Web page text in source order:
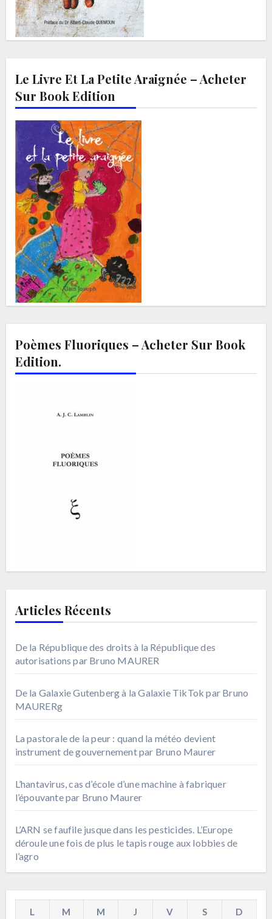
Le Livre Et La Petite Araignée – Acheter
Sur Book Edition
Poèmes Fluoriques – Acheter Sur Book
Edition.
Articles Récents
De la République des droits à la République des
autorisations par Bruno MAURER
De la Galaxie Gutenberg à la Galaxie TikTok par Bruno
MAURERg
La pastorale de la peur : quand la météo devient
instrument de gouvernement par Bruno Maurer
L’hantavirus, cas d’école d’une machine à fabriquer
l’épouvante par Bruno Maurer
L’ARN se faufile jusque dans les pesticides. L’Europe
déroule une fois de plus le tapis rouge aux lobbies de
l’agro
L M M J V S
D